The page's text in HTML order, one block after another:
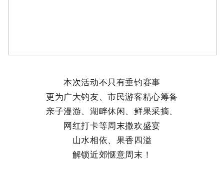
本次活动不只有垂钓赛事
更为广大钓友、市民游客精心筹备
亲子漫游、湖畔休闲、鲜果采摘、
网红打卡等周末撒欢盛宴
山水相依、果香四溢
解锁近郊惬意周末！